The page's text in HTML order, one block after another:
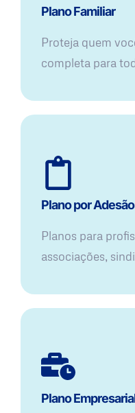
Plano Familiar
Proteja quem
completa para
Plano por Adesão
Planos para
associações,
Plano